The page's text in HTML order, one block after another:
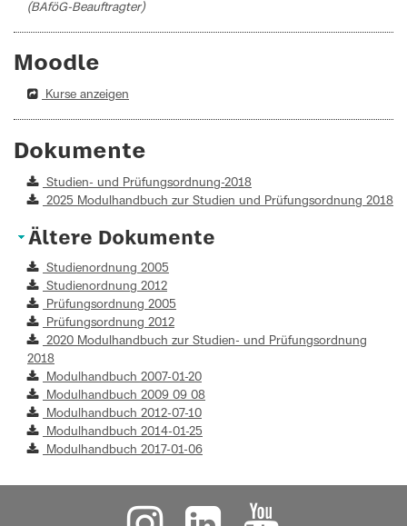
(BAföG-Beauftragter)
Moodle
Kurse anzeigen
Dokumente
Studien- und Prüfungsordnung-2018
2025 Modulhandbuch zur Studien und Prüfungsordnung 2018
Ältere Dokumente
Studienordnung 2005
Studienordnung 2012
Prüfungsordnung 2005
Prüfungsordnung 2012
2020 Modulhandbuch zur Studien- und Prüfungsordnung
2018
Modulhandbuch 2007-01-20
Modulhandbuch 2009 09 08
Modulhandbuch 2012-07-10
Modulhandbuch 2014-01-25
Modulhandbuch 2017-01-06